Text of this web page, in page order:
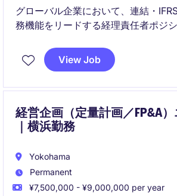
グローバル企業において、連結・
務機能をリードする経理責任者ポジシ
経営層と近い距離で、ガバナンス強
与できる裁量の大きな役割です。
View Job
経営企画（定量計画／FP&A
｜横浜勤務
Yokohama
Permanent
¥7,500,000 - ¥9,000,000 per year